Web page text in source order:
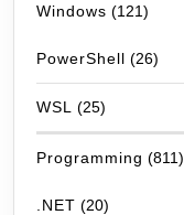
Windows (121)
PowerShell (26)
WSL (25)
Programming (811)
.NET (20)